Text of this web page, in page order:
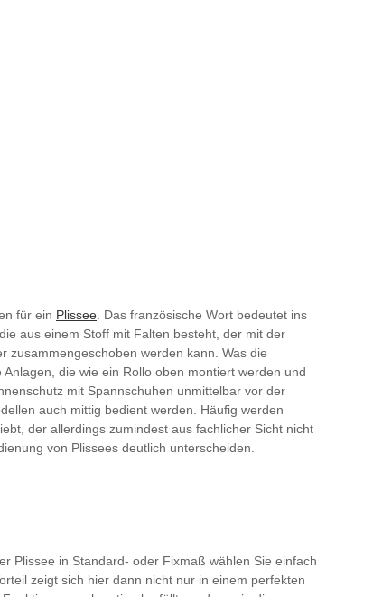
für ein Plissee . Das französische Wort bedeutet ins
, die aus einem Stoff mit Falten besteht, der mit der
zusammengeschoben werden kann. Was die
die wie ein Rollo oben montiert werden und
mit Spannschuhen unmittelbar vor der
auch mittig bedient werden. Häufig werden
der allerdings zumindest aus fachlicher Sicht nicht
von Plissees deutlich unterscheiden.
Plissee in Standard- oder Fixmaß wählen Sie einfach
zeigt sich hier dann nicht nur in einem perfekten